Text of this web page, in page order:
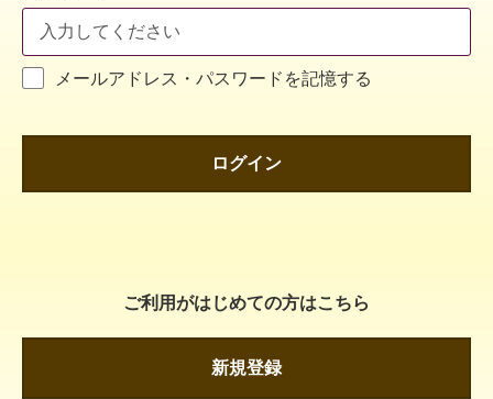
メールアドレス・パスワードを記憶する
ログイン
ご利用がはじめての方はこちら
新規登録